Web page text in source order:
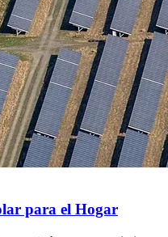
para el Hogar